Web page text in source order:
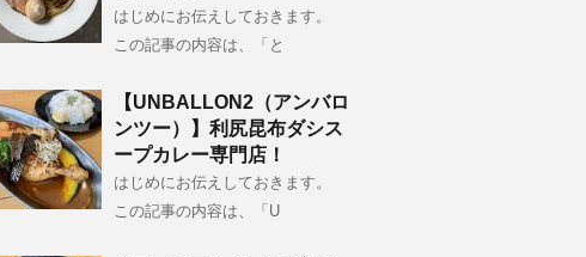
はじめにお伝えしておきます。
この記事の内容は、「と
【UNBALLON2（アンバロ
ンツー）】利尻昆布ダシス
ープカレー専門店！
はじめにお伝えしておきます。
この記事の内容は、「U